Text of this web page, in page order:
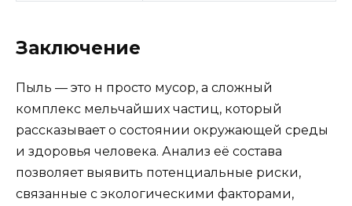
Заключение
Пыль — это н просто мусор, а сложный
комплекс мельчайших частиц, который
рассказывает о состоянии окружающей среды
и здоровья человека. Анализ её состава
позволяет выявить потенциальные риски,
связанные с экологическими факторами,